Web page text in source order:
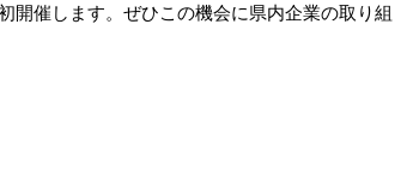
開催します。ぜひこの機会に県内企業の取り組